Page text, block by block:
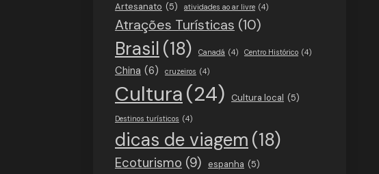
Artesanato (5) atividades ao ar livre (4)
Atrações Turísticas (10)
Brasil (18) Canadá (4) Centro Histórico (4)
China (6) cruzeiros (4)
Cultura(24) Cultura local (5)
Destinos turísticos (4)
dicas de viagem (18)
Ecoturismo (9) espanha (5)